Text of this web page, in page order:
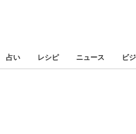
占い レシピ ニュース ビ